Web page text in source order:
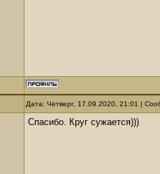
Дата: Четверг, 17.09.2020, 21:01 |
Спасибо. Круг сужается)))